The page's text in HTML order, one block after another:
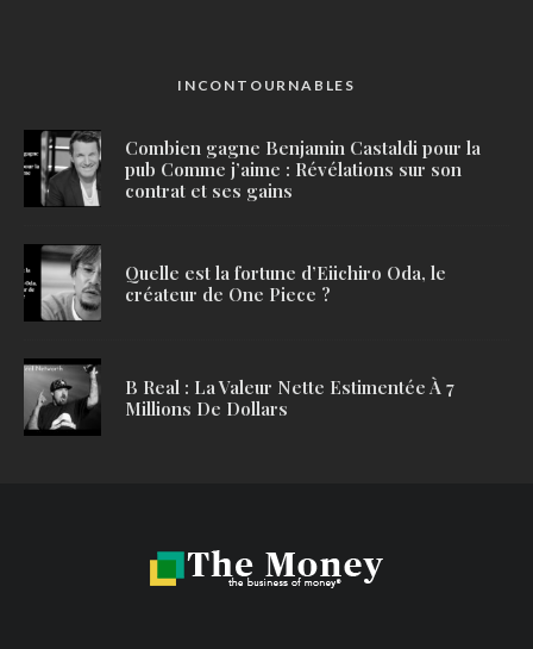
INCONTOURNABLES
Combien gagne Benjamin Castaldi pour la
pub Comme j’aime : Révélations sur son
contrat et ses gains
Quelle est la fortune d’Eiichiro Oda, le
créateur de One Piece ?
B Real : La Valeur Nette Estimentée À 7
Millions De Dollars